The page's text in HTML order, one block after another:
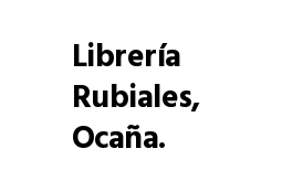
Librería
Rubiales,
Ocaña.